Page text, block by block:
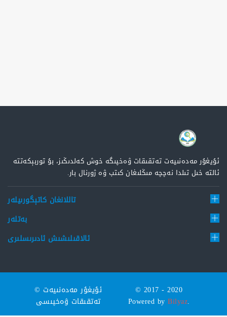
ئۇيغۇر مەدەنىيەت تەتقىقات ۋەخپىگە خوش كەلدىڭىز، بۇ توربېكەتتە
ئالتە خىل تىلدا نەچچە مىڭلىغان كىتب ۋە ژورنال بار.
تاللانغان كاتېگورىيلەر
بەتلەر
ئالاقىلىشىش ئادىرىسلىرى
© ئۇيغۇر مەدەنىيەت
تەتقىقات ۋەخپىسى
© 2017 - 2020
Powered by Bilyaz.